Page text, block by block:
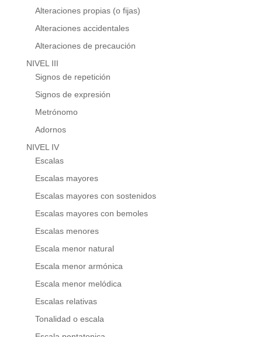
Alteraciones propias (o fijas)
Alteraciones accidentales
Alteraciones de precaución
NIVEL III
Signos de repetición
Signos de expresión
Metrónomo
Adornos
NIVEL IV
Escalas
Escalas mayores
Escalas mayores con sostenidos
Escalas mayores con bemoles
Escalas menores
Escala menor natural
Escala menor armónica
Escala menor melódica
Escalas relativas
Tonalidad o escala